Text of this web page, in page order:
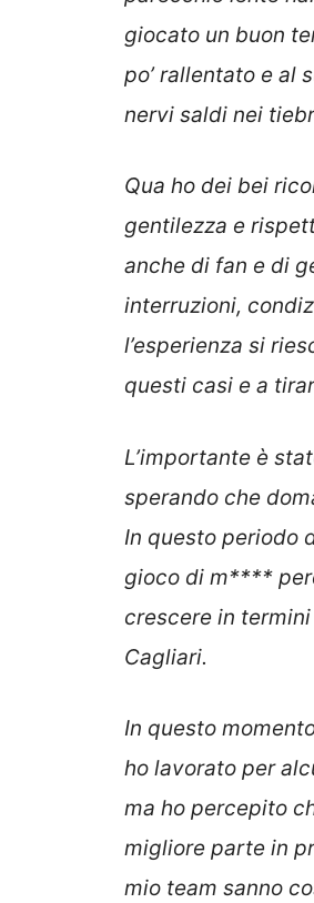
giocato un buon
po’ rallentato e al
nervi saldi nei
Qua ho dei bei
gentilezza e
anche di fan e di
interruzioni,
l’esperienza si
questi casi e a
L’importante è
sperando che
In questo periodo
gioco di m****
crescere in
Cagliari.
In questo
ho lavorato per
ma ho percepito
migliore parte in
mio team sanno